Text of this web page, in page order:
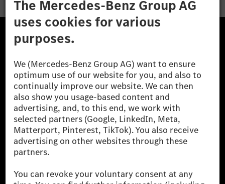
The Mercedes-Benz Group AG (former Daimler AG) is
one of the world's most successful automotive
companies. With Mercedes-Benz AG, we are one of
the leading global suppliers of premium and luxury
cars and vans. Mercedes-Benz Mobility AG offers
financing, leasing, car subscription and car rental,
fleet management, digital services for charging and
payment, insurance brokerage, as well as innovative
mobility services.